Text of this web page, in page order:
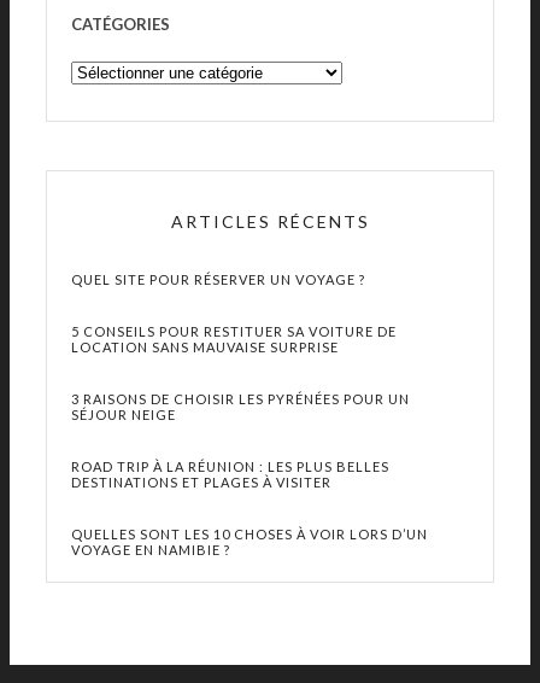
CATÉGORIES
ARTICLES RÉCENTS
QUEL SITE POUR RÉSERVER UN VOYAGE ?
5 CONSEILS POUR RESTITUER SA VOITURE DE
LOCATION SANS MAUVAISE SURPRISE
3 RAISONS DE CHOISIR LES PYRÉNÉES POUR UN
SÉJOUR NEIGE
ROAD TRIP À LA RÉUNION : LES PLUS BELLES
DESTINATIONS ET PLAGES À VISITER
QUELLES SONT LES 10 CHOSES À VOIR LORS D’UN
VOYAGE EN NAMIBIE ?